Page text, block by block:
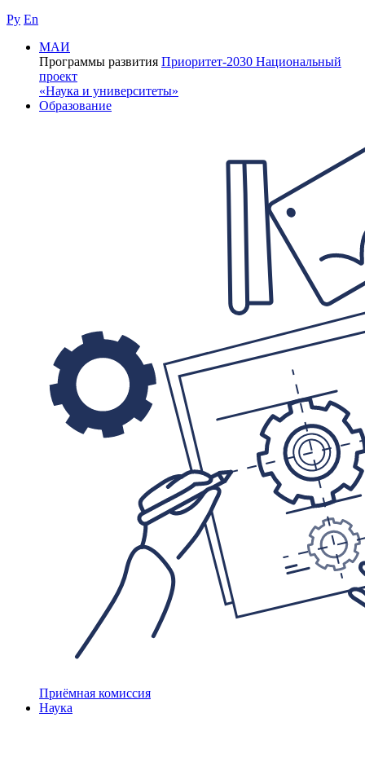
Ру En
МАИ
Программы развития Приоритет-2030 Национальный
проект
«Наука и университеты»
Образование
Приёмная комиссия
Наука